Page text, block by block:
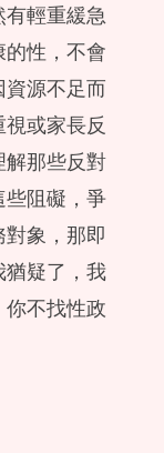
有輕重緩急
的性，不會
資源不足而
或家長反
解那些反對
些阻礙，爭
象，那即
猶疑了，我
你不找性政